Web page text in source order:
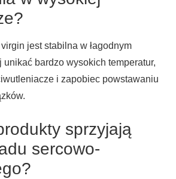
jest stabilna w łagodnym
bardzo wysokich temperatur,
i zapobiec powstawaniu
sprzyjają
sercowo-